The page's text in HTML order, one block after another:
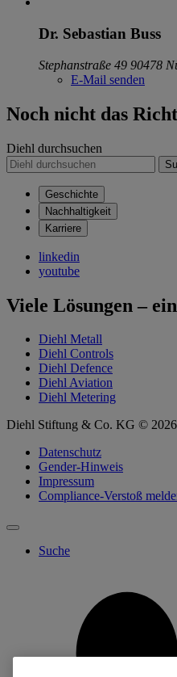
Dr. Sebastian Buss
Stephanstraße 49 90478
E-Mail senden
Noch nicht das
Diehl durchsuchen
Geschichte
Nachhaltigkeit
Karriere
linkedin
youtube
Viele Lösungen –
Diehl Metall
Diehl Controls
Diehl Defence
Diehl Aviation
Diehl Metering
Diehl Stiftung & Co. KG © 2026
Datenschutz
Gender-Hinweis
Impressum
Compliance-Verstoß
Suche